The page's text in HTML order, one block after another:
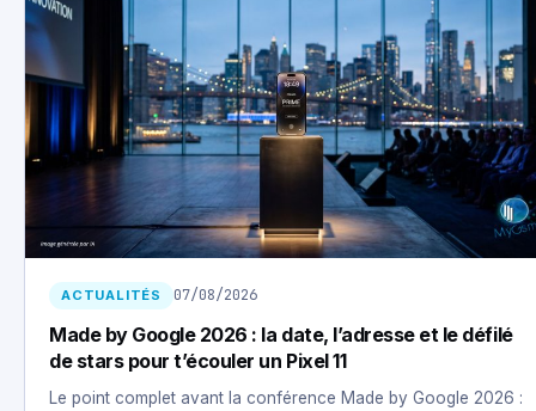
ACTUALITÉS 07/08/2026
Made by Google 2026 : la date, l’adresse et le défilé
de stars pour t’écouler un Pixel 11
Le point complet avant la conférence Made by Google 2026 :